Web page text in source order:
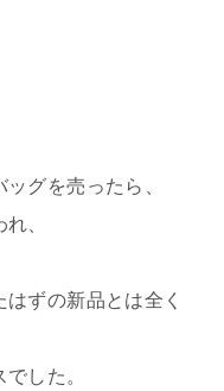
グを売ったら、
、
ずの新品とは全く
した。